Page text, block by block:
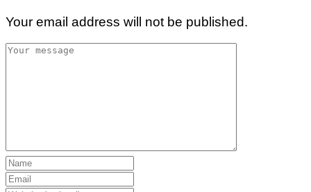
Your email address will not be published.